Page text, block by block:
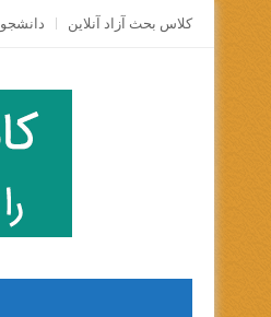
Skip
کلاس بحث آزاد آنلاين